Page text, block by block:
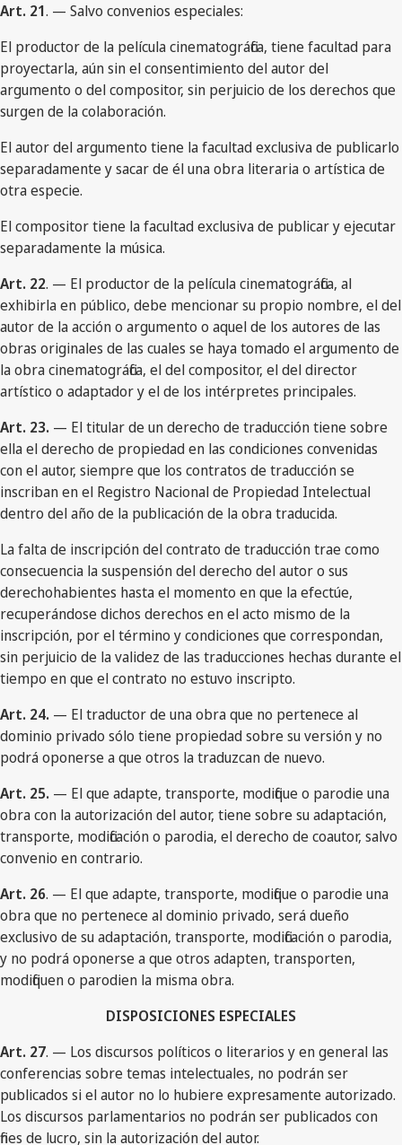
Art. 21. — Salvo convenios especiales:
El productor de la película cinematográfica, tiene facultad para
proyectarla, aún sin el consentimiento del autor del
argumento o del compositor, sin perjuicio de los derechos que
surgen de la colaboración.
El autor del argumento tiene la facultad exclusiva de publicarlo
separadamente y sacar de él una obra literaria o artística de
otra especie.
El compositor tiene la facultad exclusiva de publicar y ejecutar
separadamente la música.
Art. 22. — El productor de la película cinematográfica, al
exhibirla en público, debe mencionar su propio nombre, el del
autor de la acción o argumento o aquel de los autores de las
obras originales de las cuales se haya tomado el argumento de
la obra cinematográfica, el del compositor, el del director
artístico o adaptador y el de los intérpretes principales.
Art. 23. — El titular de un derecho de traducción tiene sobre
ella el derecho de propiedad en las condiciones convenidas
con el autor, siempre que los contratos de traducción se
inscriban en el Registro Nacional de Propiedad Intelectual
dentro del año de la publicación de la obra traducida.
La falta de inscripción del contrato de traducción trae como
consecuencia la suspensión del derecho del autor o sus
derechohabientes hasta el momento en que la efectúe,
recuperándose dichos derechos en el acto mismo de la
inscripción, por el término y condiciones que correspondan,
sin perjuicio de la validez de las traducciones hechas durante el
tiempo en que el contrato no estuvo inscripto.
Art. 24. — El traductor de una obra que no pertenece al
dominio privado sólo tiene propiedad sobre su versión y no
podrá oponerse a que otros la traduzcan de nuevo.
Art. 25. — El que adapte, transporte, modifique o parodie una
obra con la autorización del autor, tiene sobre su adaptación,
transporte, modificación o parodia, el derecho de coautor, salvo
convenio en contrario.
Art. 26. — El que adapte, transporte, modifique o parodie una
obra que no pertenece al dominio privado, será dueño
exclusivo de su adaptación, transporte, modificación o parodia,
y no podrá oponerse a que otros adapten, transporten,
modifiquen o parodien la misma obra.
DISPOSICIONES ESPECIALES
Art. 27. — Los discursos políticos o literarios y en general las
conferencias sobre temas intelectuales, no podrán ser
publicados si el autor no lo hubiere expresamente autorizado.
Los discursos parlamentarios no podrán ser publicados con
fines de lucro, sin la autorización del autor.